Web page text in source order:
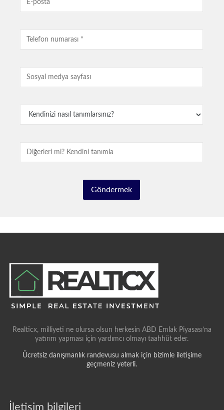
Realticx, milliyeti ne olursa olsun herkesin ABD Emlak Piyasası’na
yatırım yapması için yardımcı olmayı taahhüt eder.
Ücretsiz danışmanlık randevusu almak için bizimle iletişime
geçmeniz yeterli.
İletişim bilgileri